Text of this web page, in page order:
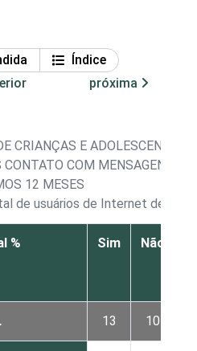
Índice
próxima
CRIANÇAS E ADOLESCENTES
COM MENSAGENS
12 MESES
de usuários de Internet de 11 a
% Sim Não
13 10